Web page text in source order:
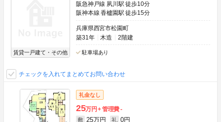
賃貸一戸建て・その他
阪急神戸線 夙川駅 徒歩10分
阪神本線 香櫨園駅 徒歩15分
兵庫県西宮市松園町
築31年
木造 2階建
駐車場あり
チェックを入れてまとめてお問い合わせ
礼金なし
25万円 管理費-
敷 25万円 礼 0円